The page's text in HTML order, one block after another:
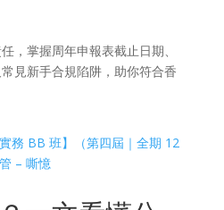
，掌握周年申報表截止日期、
見新手合規陷阱，助你符合香
務 BB 班】（第四屆｜全期 12
– 嘶憶